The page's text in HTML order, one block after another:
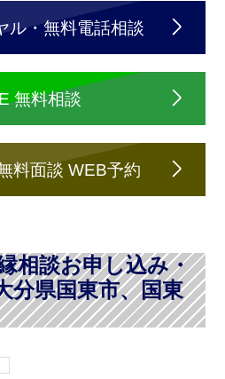
ル・無料電話相談
無料相談
料面談 WEB予約
相談お申し込み・
分県国東市、国東